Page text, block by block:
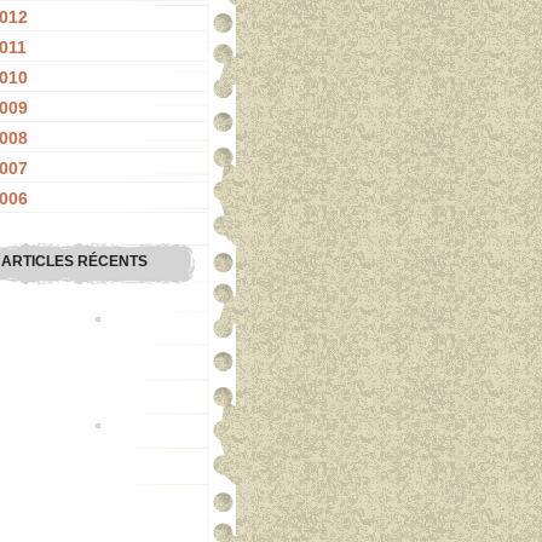
ARTICLES RÉCENTS